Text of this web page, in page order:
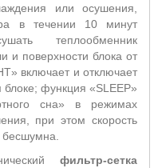
или осушения,
в течении 10 минут
теплообменник
и поверхности блока от
включает и отключает
блоке; функция «SLEEP»
сна» в режимах
при этом скорость
бесшумна.
фильтр-сетка